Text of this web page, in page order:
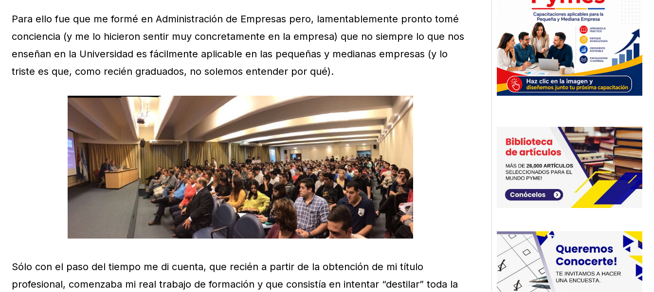
Para ello fue que me formé en Administración de Empresas pero, lamentablemente pronto tomé
conciencia (y me lo hicieron sentir muy concretamente en la empresa) que no siempre lo que nos
enseñan en la Universidad es fácilmente aplicable en las pequeñas y medianas empresas (y lo
triste es que, como recién graduados, no solemos entender por qué).
Sólo con el paso del tiempo me di cuenta, que recién a partir de la obtención de mi título
profesional, comenzaba mi real trabajo de formación y que consistía en intentar “destilar” toda la